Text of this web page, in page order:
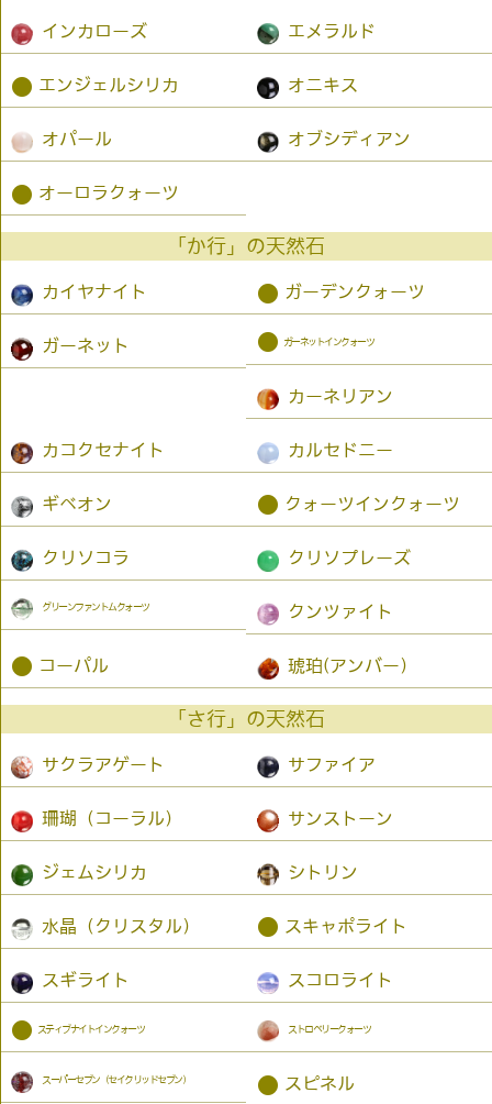
インカローズ エメラルド
● エンジェルシリカ オニキス
オパール オブシディアン
● オーロラクォーツ
「か行」の天然石
カイヤナイト ● ガーデンクォーツ
ガーネット ● ガーネットインクォーツ
カーネリアン
カコクセナイト カルセドニー
ギベオン ● クォーツインクォーツ
クリソコラ クリソプレーズ
グリーンファントムクォーツ クンツァイト
● コーパル 琥珀(アンバー）
「さ行」の天然石
サクラアゲート サファイア
珊瑚（コーラル） サンストーン
ジェムシリカ シトリン
水晶（クリスタル） ● スキャポライト
スギライト スコロライト
● スティブナイトインクォーツ ストロベリークォーツ
スーパーセブン（セイクリッドセブン） ● スピネル